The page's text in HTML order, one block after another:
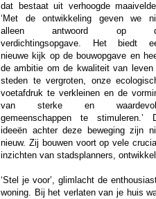
dat bestaat uit verhoogde
‘Met de ontwikkeling geven we
alleen antwoord op
verdichtingsopgave. Het biedt
nieuwe kijk op de bouwopgave en
de ambitie om de kwaliteit van leven
steden te vergroten, onze
voetafdruk te verkleinen en de
van sterke en
gemeenschappen te stimuleren.’
ideeën achter deze beweging zijn
nieuw. Zij bouwen voort op vele
inzichten van stadsplanners,
‘Stel je voor’, glimlacht de
woning. Bij het verlaten van je huis